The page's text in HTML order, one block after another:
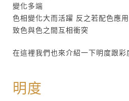
變化多端
色相變化大而活躍 反之若配色應
致色與色之間互相衝突
在這裡我們也來介紹一下明度跟彩
明度